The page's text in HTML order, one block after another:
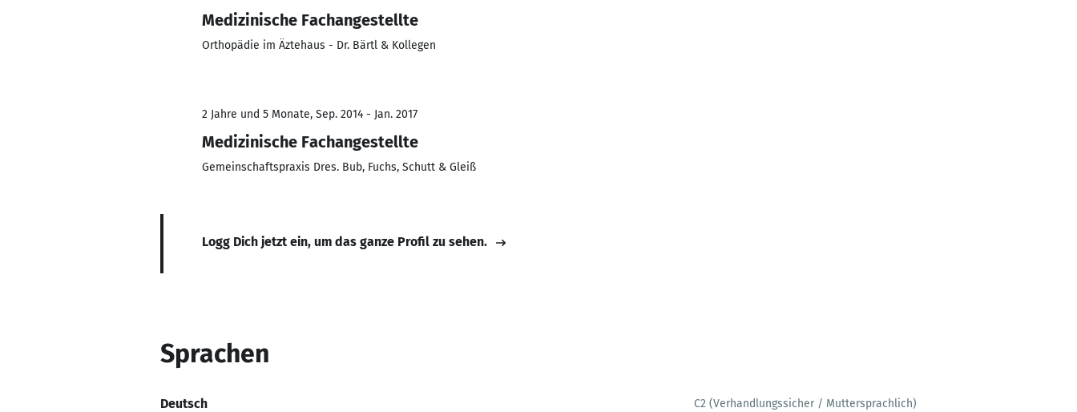
Medizinische Fachangestellte
Orthopädie im Äztehaus - Dr. Bärtl & Kollegen
2 Jahre und 5 Monate, Sep. 2014 - Jan. 2017
Medizinische Fachangestellte
Gemeinschaftspraxis Dres. Bub, Fuchs, Schutt & Gleiß
Logg Dich jetzt ein, um das ganze Profil zu sehen.
Sprachen
Deutsch C2 (Verhandlungssicher / Muttersprachlich)